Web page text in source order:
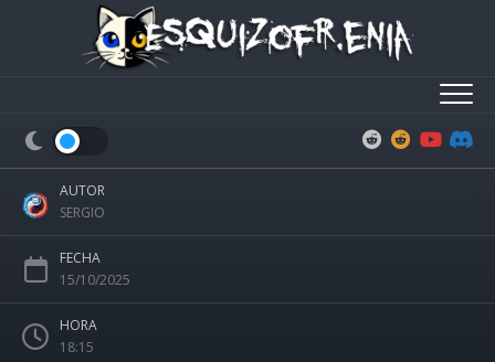
AUTOR
SERGIO
FECHA
15/10/2025
HORA
18:15